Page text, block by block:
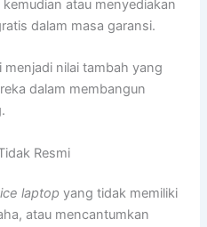
atau menyediakan
dalam masa garansi.
nilai tambah yang
dalam membangun
Resmi
laptop yang tidak memiliki
atau mencantumkan